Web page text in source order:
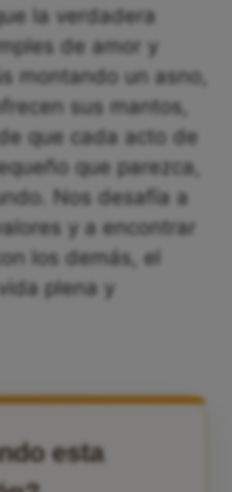
la verdadera
de amor y
montando un asno,
sus mantos,
que cada acto de
que parezca,
Nos desafía a
y a encontrar
los demás, el
plena y
esta